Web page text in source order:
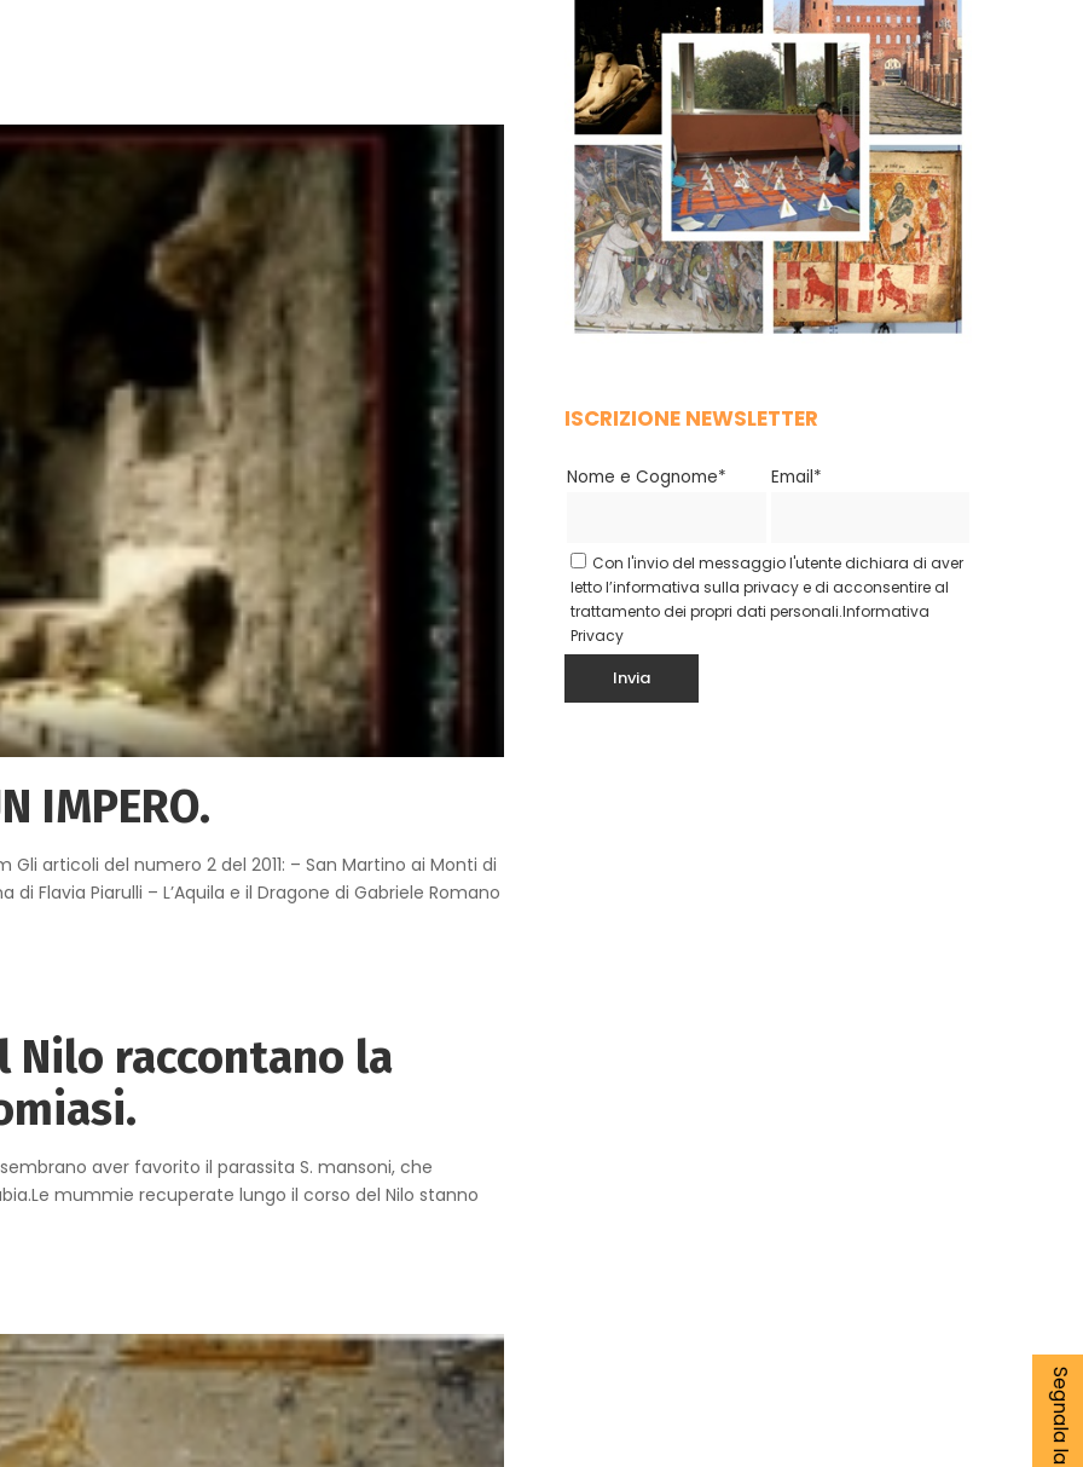
IMPERO.
articoli del numero 2 del 2011: – San Martino ai Monti di
Flavia Piarulli – L’Aquila e il Dragone di Gabriele Romano
Nilo raccontano la
aver favorito il parassita S. mansoni, che
mummie recuperate lungo il corso del Nilo stanno
ISCRIZIONE NEWSLETTER
Nome e Cognome* Email*
Con l'invio del messaggio l'utente dichiara di aver
letto l’informativa sulla privacy e di acconsentire al
trattamento dei propri dati personali.Informativa
Privacy